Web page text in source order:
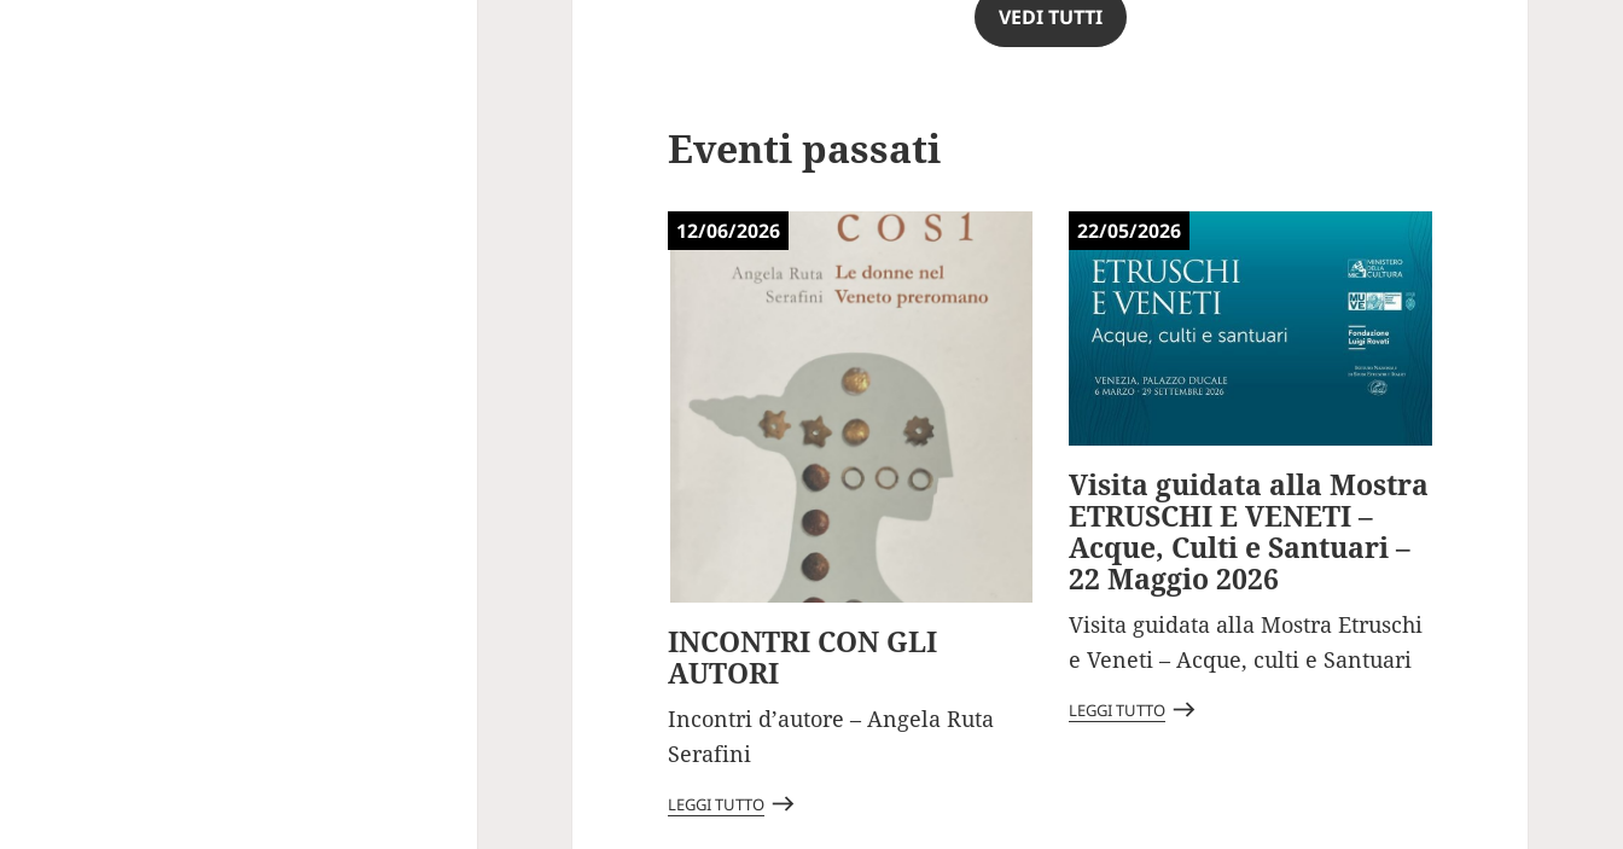
VEDI TUTTI
Eventi passati
12/06/2026
INCONTRI CON GLI
AUTORI
Incontri d’autore – Angela Ruta
Serafini
LEGGI TUTTO east
22/05/2026
Visita guidata alla Mostra
ETRUSCHI E VENETI –
Acque, Culti e Santuari –
22 Maggio 2026
Visita guidata alla Mostra Etruschi
e Veneti – Acque, culti e Santuari
LEGGI TUTTO east